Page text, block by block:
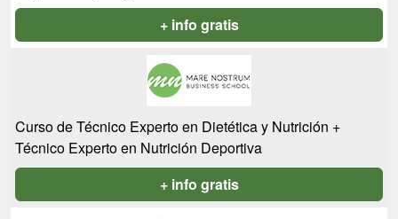
+ info gratis
Curso de Técnico Experto en Dietética y Nutrición +
Técnico Experto en Nutrición Deportiva
+ info gratis